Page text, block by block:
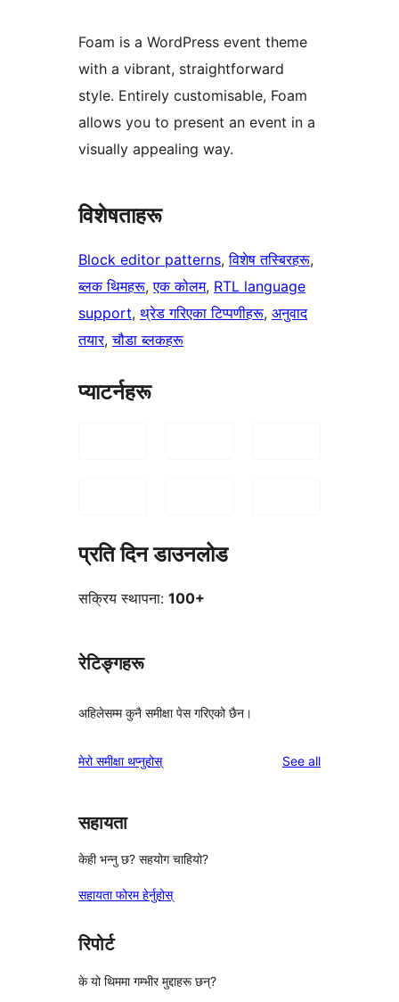
Foam is a WordPress event theme
with a vibrant, straightforward
style. Entirely customisable, Foam
allows you to present an event in a
visually appealing way.
विशेषताहरू
Block editor patterns, विशेष तस्बिरहरू
ब्लक थिमहरू, एक कोलम, RTL language
support, थ्रेड गरिएका टिप्पणीहरू, अनुवाद
तयार, चौडा ब्लकहरू
प्याटर्नहरू
प्रति दिन डाउनलोड
सक्रिय स्थापना: 100+
रेटिङ्गहरू
अहिलेसम्म कुनै समीक्षा पेस गरिएको छैन।
मेरो समीक्षा थप्नुहोस् See allreviews
सहायता
केही भन्नु छ? सहयोग चाहियो?
सहायता फोरम हेर्नुहोस्
रिपोर्ट
के यो थिममा गम्भीर मुद्दाहरू छन्?